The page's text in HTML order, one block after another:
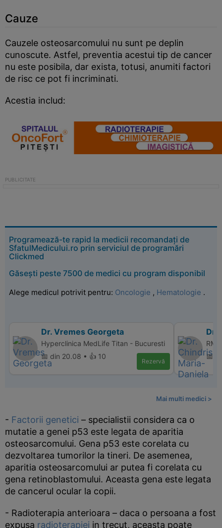
Cauze
Cauzele osteosarcomului nu sunt pe deplin
cunoscute. Astfel, preventia acestui tip de cancer
nu este posibila, dar exista, totusi, anumiti factori
de risc ce pot fi incriminati.
Acestia includ:
Programează-te rapid la medicii recomandați de
SfatulMedicului.ro prin serviciul de programări
Clickmed
Găsești peste 7500 de medici cu program disponibil
Alege medicul potrivit pentru: Oncologie , Hematologie .
Dr. Vremes Georgeta
Hyperclinica MedLife Titan - Bucuresti
📅 din 20.08 • 👍 10
Rezervă
Dr.
📅
Mai multi medici >
- Factorii genetici – specialistii considera ca o
mutatie a genei p53 este legata de aparitia
osteosarcomului. Gena p53 este corelata cu
dezvoltarea tumorilor la tineri. De asemenea,
aparitia osteosarcomului ar putea fi corelata cu
gena retinoblastomului. Aceasta gena este legata
de cancerul ocular la copii.
- Radioterapia anterioara – daca o persoana a fost
expusa radioterapiei in trecut, aceasta poate